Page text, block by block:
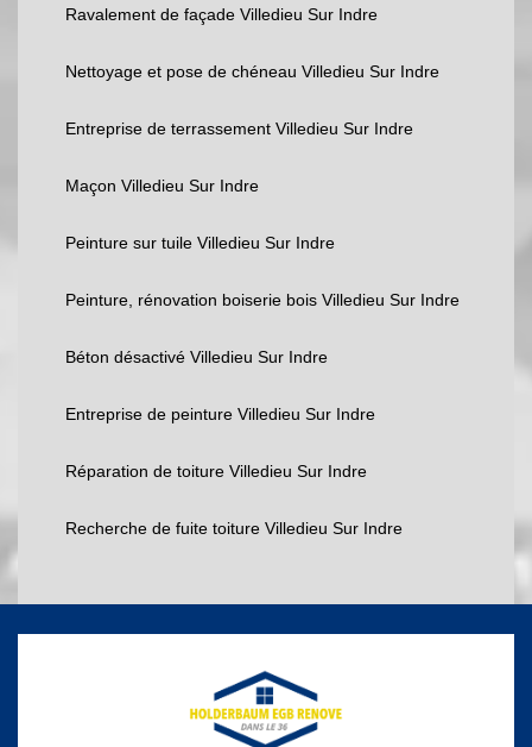
Ravalement de façade Villedieu Sur Indre
Nettoyage et pose de chéneau Villedieu Sur Indre
Entreprise de terrassement Villedieu Sur Indre
Maçon Villedieu Sur Indre
Peinture sur tuile Villedieu Sur Indre
Peinture, rénovation boiserie bois Villedieu Sur Indre
Béton désactivé Villedieu Sur Indre
Entreprise de peinture Villedieu Sur Indre
Réparation de toiture Villedieu Sur Indre
Recherche de fuite toiture Villedieu Sur Indre